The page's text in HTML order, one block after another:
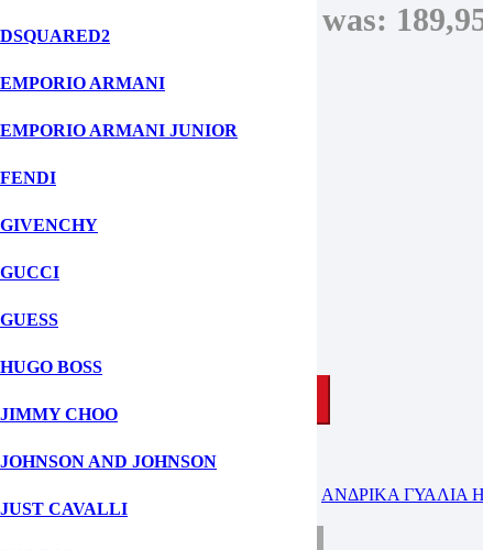
DSQUARED2
EMPORIO ARMANI
EMPORIO ARMANI JUNIOR
FENDI
GIVENCHY
GUCCI
GUESS
HUGO BOSS
JIMMY CHOO
JOHNSON AND JOHNSON
JUST CAVALLI
Original price was:
Μάρκα: Rayban
Χρώμα Σκελετού:Μαύρο
Υλικό Σκελετού:Κοκάλινο
Φύλο: Ανδρικά, Γυναικεία, UNISEX
Χρώμα Σκελετού:
Στυλ:Ορθογώνιο
Polarized:
Σε απόθεμα
ΑΝΔΡΙΚΑ ΓΥΑΛΙΑ